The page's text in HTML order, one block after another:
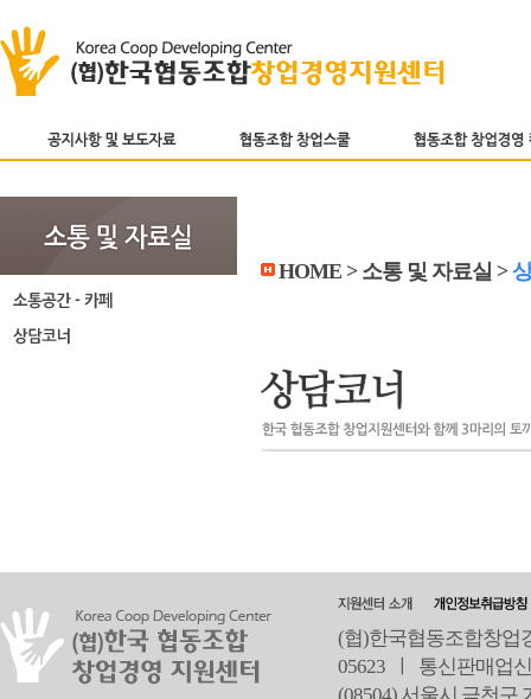
HOME > 소통 및 자료실 >
(협)한국협동조합창업
05623 ㅣ 통신판매업